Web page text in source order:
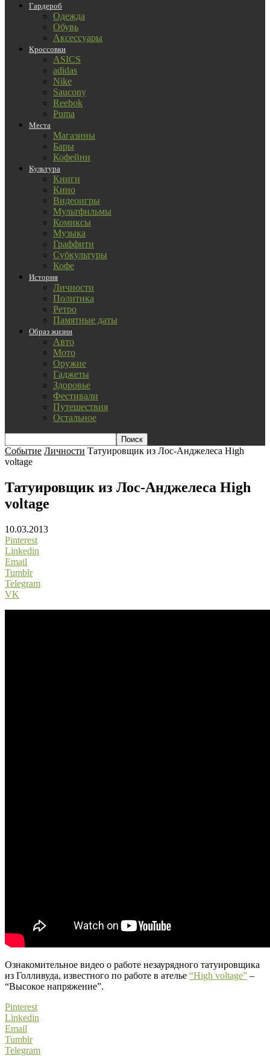
Гардероб
Одежда
Обувь
Аксессуары
Кроссовки
ASICS
adidas
Nike
Saucony
Reebok
Puma
Места
Магазины
Бары
Кофейни
Культура
Книги
Кино
Видеоигры
Мультфильмы
Комиксы
Музыка
Граффити
Субкультуры
Кофе
История
Личности
Политика
Ретро
Памятные даты
Образ жизни
Авто
Мото
Оружие
Гаджеты
Здоровье
Фестивали
Путешествия
Остальное
Событие Личности Татуировщик из Лос-Анджелеса High
voltage
Татуировщик из Лос-Анджелеса High
voltage
10.03.2013
Pinterest
Linkedin
Email
Tumblr
Telegram
VK
Ознакомительное видео о работе незаурядного татуировщика
из Голливуда, известного по работе в ателье “High voltage” –
“Высокое напряжение”.
Pinterest
Linkedin
Email
Tumblr
Telegram